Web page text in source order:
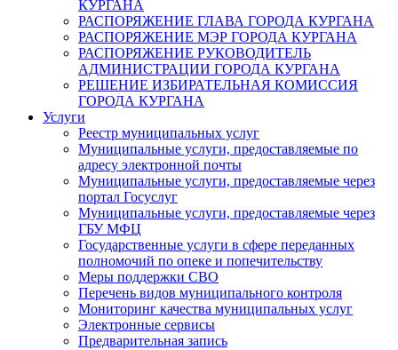
КУРГАНА
РАСПОРЯЖЕНИЕ ГЛАВА ГОРОДА КУРГАНА
РАСПОРЯЖЕНИЕ МЭР ГОРОДА КУРГАНА
РАСПОРЯЖЕНИЕ РУКОВОДИТЕЛЬ
АДМИНИСТРАЦИИ ГОРОДА КУРГАНА
РЕШЕНИЕ ИЗБИРАТЕЛЬНАЯ КОМИССИЯ
ГОРОДА КУРГАНА
Услуги
Реестр муниципальных услуг
Муниципальные услуги, предоставляемые по
адресу электронной почты
Муниципальные услуги, предоставляемые через
портал Госуслуг
Муниципальные услуги, предоставляемые через
ГБУ МФЦ
Государственные услуги в сфере переданных
полномочий по опеке и попечительству
Меры поддержки СВО
Перечень видов муниципального контроля
Мониторинг качества муниципальных услуг
Электронные сервисы
Предварительная запись